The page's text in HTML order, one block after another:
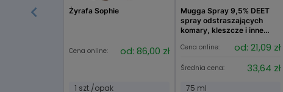
Żyrafa Sophie
Cena online: od: 86,00 zł
1 szt./opak
Mugga Spray 9,5% DEET
spray odstraszających
komary, kleszcze i inne
Cena online: od: 21,09 zł
Średnia cena: 33,64 zł
75 ml